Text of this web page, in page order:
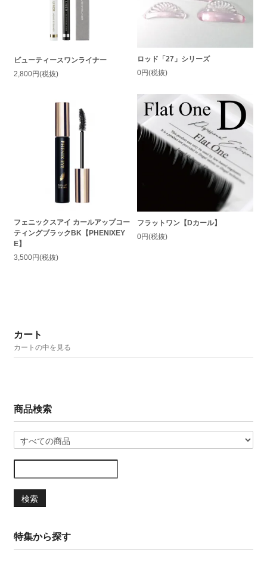
ビューティースワンライナー
2,800円(税抜)
ロッド「27」シリーズ
0円(税抜)
フェニックスアイ カールアップコー
ティングブラックBK【PHENIXEY
E】
3,500円(税抜)
フラットワン【Dカール】
0円(税抜)
カート
カートの中を見る
商品検索
検索
特集から探す